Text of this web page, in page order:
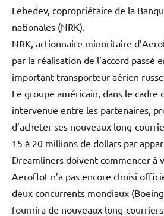
Lebedev, copropriétaire de la
nationales (NRK).
NRK, actionnaire minoritaire
par la réalisation de l’accord passé
important transporteur aérien
Le groupe américain, dans le cadre
intervenue entre les partenaires,
d’acheter ses nouveaux long-
15 à 20 millions de dollars par
Dreamliners doivent commencer à
Aeroflot n’a pas encore choisi
deux concurrents mondiaux
fournira de nouveaux long-